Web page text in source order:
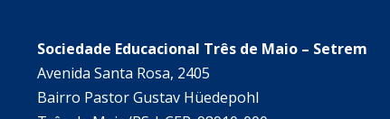
Sociedade Educacional Três de Maio – Setrem
Avenida Santa Rosa, 2405
Bairro Pastor Gustav Hüedepohl